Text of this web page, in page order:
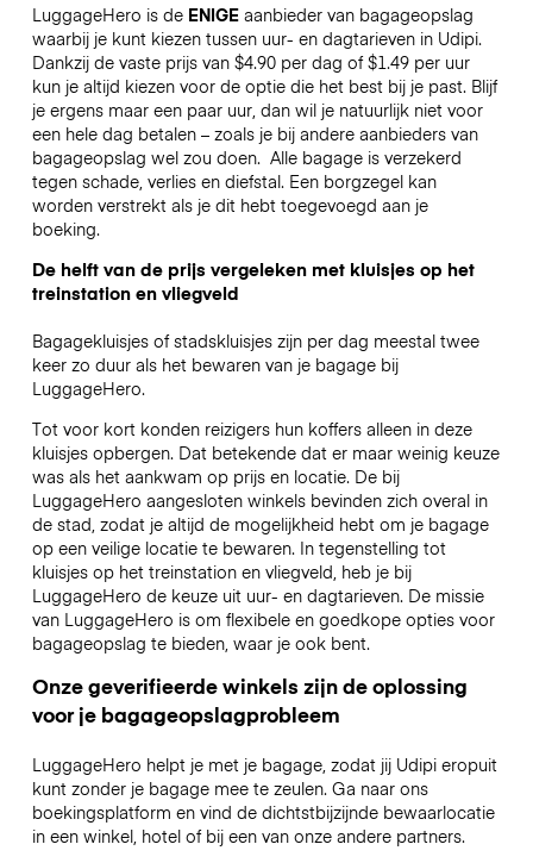
LuggageHero is de ENIGEaanbieder van bagageopslag
waarbij je kunt kiezen tussen uur- en dagtarieven in Udipi.
Dankzij de vaste prijs van $4.90 per dag of $1.49 per uur
kun je altijd kiezen voor de optie die het best bij je past. Blijf
je ergens maar een paar uur, dan wil je natuurlijk niet voor
een hele dag betalen – zoals je bij andere aanbieders van
bagageopslag wel zou doen. Alle bagage is verzekerd
tegen schade, verlies en diefstal. Een borgzegel kan
worden verstrekt als je dit hebt toegevoegd aan je
boeking.
De helft van de prijs vergeleken met kluisjes op het
treinstation en vliegveld
Bagagekluisjes of stadskluisjes zijn per dag meestal twee
keer zo duur als het bewaren van je bagage bij
LuggageHero.
Tot voor kort konden reizigers hun koffers alleen in deze
kluisjes opbergen. Dat betekende dat er maar weinig keuze
was als het aankwam op prijs en locatie. De bij
LuggageHero aangesloten winkels bevinden zich overal in
de stad, zodat je altijd de mogelijkheid hebt om je bagage
op een veilige locatie te bewaren. In tegenstelling tot
kluisjes op het treinstation en vliegveld, heb je bij
LuggageHero de keuze uit uur- en dagtarieven. De missie
van LuggageHero is om flexibele en goedkope opties voor
bagageopslag te bieden, waar je ook bent.
Onze geverifieerde winkels zijn de oplossing
voor je bagageopslagprobleem
LuggageHero helpt je met je bagage, zodat jij Udipi eropuit
kunt zonder je bagage mee te zeulen. Ga naar ons
boekingsplatform en vind de dichtstbijzijnde bewaarlocatie
in een winkel, hotel of bij een van onze andere partners.